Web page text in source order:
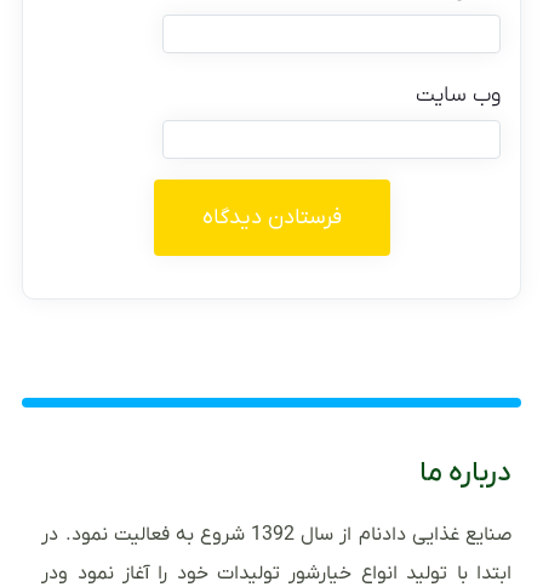
وب‌ سایت
درباره ما
صنایع غذایی دادنام از سال 1392 شروع به فعالیت نمود. در
ابتدا با تولید انواع خیارشور تولیدات خود را آغاز نمود ودر